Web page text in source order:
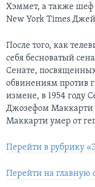
Хэммет, а также шеф
New York Times
После того, как
себя бесноватый
Сенате,
обвинениям против
измене, в 1954 году
Джозефом Маккарти
Маккарти умер от
Перейти в рубрику
Перейти на главную